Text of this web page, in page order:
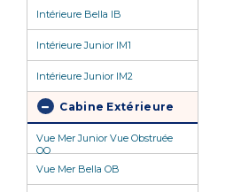
Intérieure Bella IB
Intérieure Junior IM1
Intérieure Junior IM2
Cabine Extérieure
Vue Mer Junior Vue Obstruée
OO
Vue Mer Bella OB